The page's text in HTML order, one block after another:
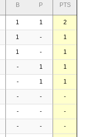
B P PTS
1 1 2
1 - 1
1 - 1
- 1 1
- 1 1
- - -
- - -
- - -